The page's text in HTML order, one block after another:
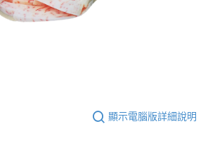
顯示電腦版詳細說明